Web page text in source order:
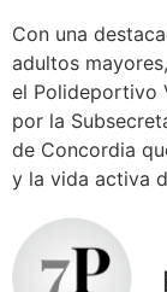
Con una
adultos
el Polideportivo
por la
de Concordia
y la vida activa